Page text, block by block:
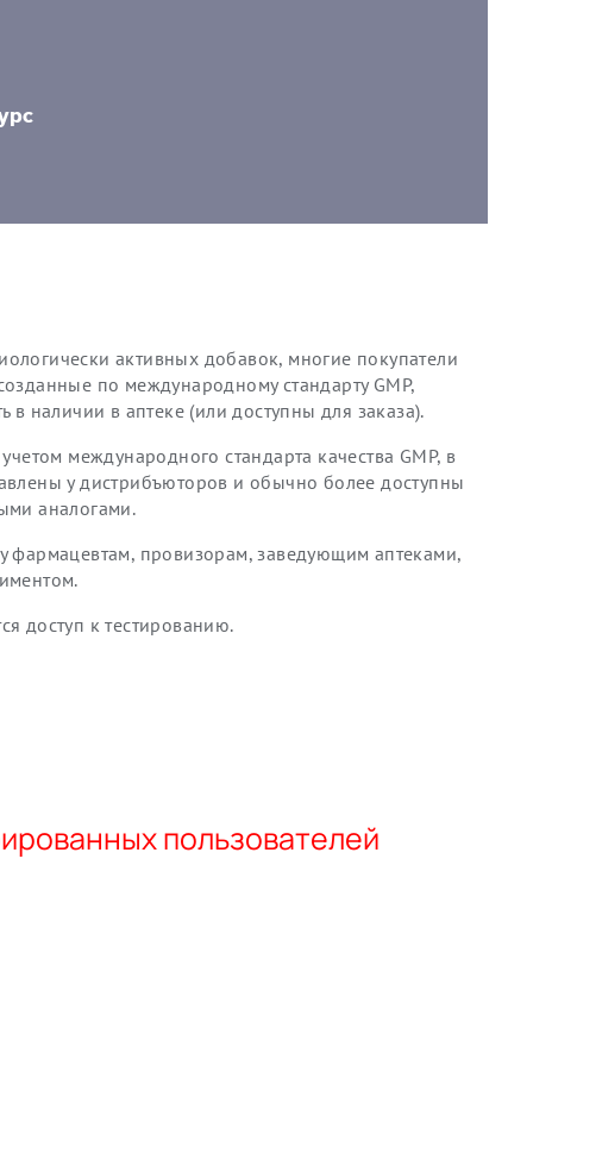
активных добавок, многие покупатели
по международному стандарту GMP,
в наличии в аптеке (или доступны для заказа).
международного стандарта качества GMP, в
у дистрибъюторов и обычно более доступны
аналогами.
фармацевтам, провизорам, заведующим аптеками,
доступ к тестированию.
пользователей